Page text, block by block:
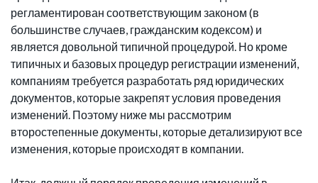
регламентирован соответствующим законом (в
большинстве случаев, гражданским кодексом) и
является довольной типичной процедурой. Но кроме
типичных и базовых процедур регистрации изменений,
компаниям требуется разработать ряд юридических
документов, которые закрепят условия проведения
изменений. Поэтому ниже мы рассмотрим
второстепенные документы, которые детализируют все
изменения, которые происходят в компании.